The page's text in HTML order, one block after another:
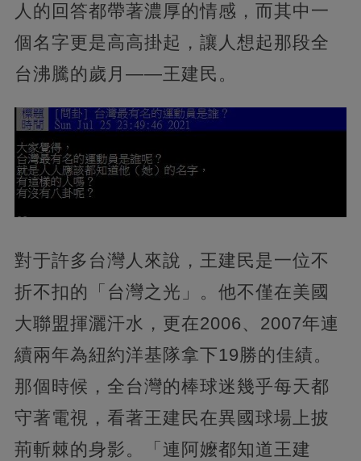
人的回答都帶著濃厚的情感，而其中一
個名字更是高高掛起，讓人想起那段全
台沸騰的歲月——王建民。
對于許多台灣人來說，王建民是一位不
折不扣的「台灣之光」。他不僅在美國
大聯盟揮灑汗水，更在2006、2007年連
續兩年為紐約洋基隊拿下19勝的佳績。
那個時候，全台灣的棒球迷幾乎每天都
守著電視，看著王建民在異國球場上披
荊斬棘的身影。「連阿嬤都知道王建